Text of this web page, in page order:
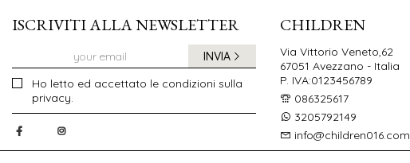
ISCRIVITI ALLA NEWSLETTER
Ho letto ed accettato le condizioni sulla
privacy.
INVIA
CHILDREN
Via Vittorio Veneto,62
67051 Avezzano - Italia
P. IVA:0123456789
086325617
3205792149
info@children016.com